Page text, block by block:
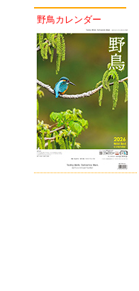
野鳥カレンダー